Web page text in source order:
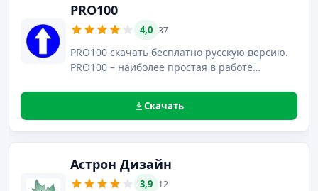
PRO100
4,0 37
PRO100 скачать бесплатно русскую версию.
PRO100 – наиболее простая в работе
интерьеров с возможностью визуализации
Скачать
Астрон Дизайн
3,9 12